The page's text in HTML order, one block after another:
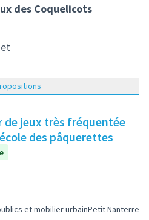
des Coquelicots
de jeux très fréquentée
des pâquerettes
: Aménagements, espaces
et mobilier urbainFiltrer les
Petit Nanterre